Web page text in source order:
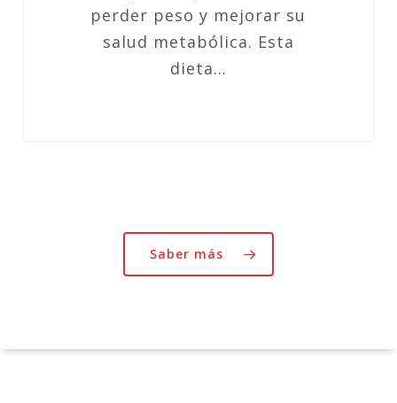
perder peso y mejorar su
salud metabólica. Esta
dieta…
Saber más